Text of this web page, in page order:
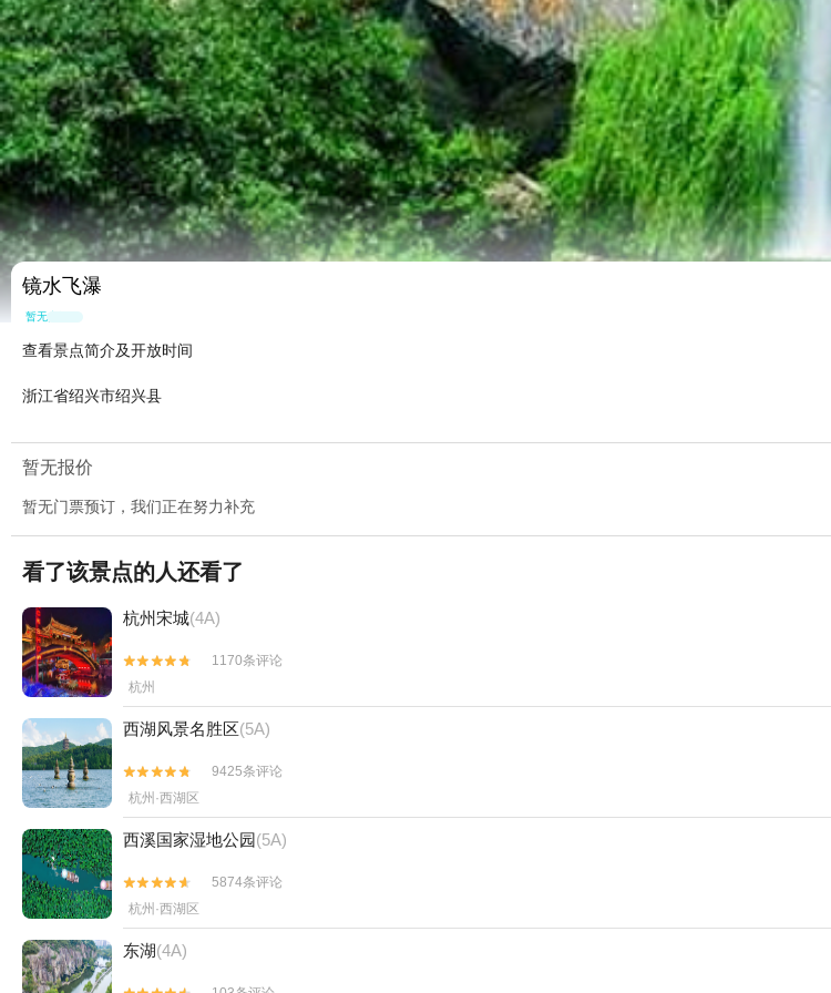
镜水飞瀑
暂无点评
查看景点简介及开放时间
浙江省绍兴市绍兴县
暂无报价
暂无门票预订，我们正在努力补充
看了该景点的人还看了
杭州宋城(4A)


1170条评论
杭州
西湖风景名胜区(5A)


9425条评论
杭州·西湖区
西溪国家湿地公园(5A)


5874条评论
杭州·西湖区
东湖(4A)